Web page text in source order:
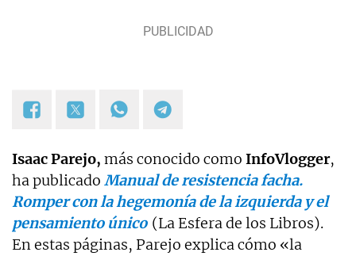
Isaac Parejo, más conocido como InfoVlogger,
ha publicado Manual de resistencia facha.
Romper con la hegemonía de la izquierda y el
pensamiento único (La Esfera de los Libros).
En estas páginas, Parejo explica cómo «la